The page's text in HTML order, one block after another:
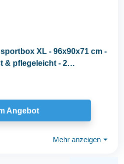
XL - 96x90x71 cm -
& pflegeleicht - 2
Angebot
Mehr anzeigen ⏷